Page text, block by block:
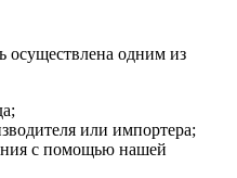
осуществлена одним из
или импортера;
с помощью нашей